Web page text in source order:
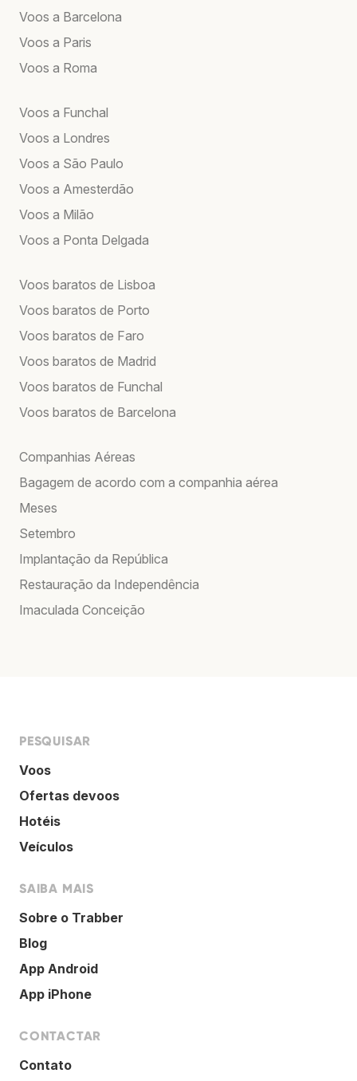
Voos a Barcelona
Voos a Paris
Voos a Roma
Voos a Funchal
Voos a Londres
Voos a São Paulo
Voos a Amesterdão
Voos a Milão
Voos a Ponta Delgada
Voos baratos de Lisboa
Voos baratos de Porto
Voos baratos de Faro
Voos baratos de Madrid
Voos baratos de Funchal
Voos baratos de Barcelona
Companhias Aéreas
Bagagem de acordo com a companhia aérea
Meses
Setembro
Implantação da República
Restauração da Independência
Imaculada Conceição
PESQUISAR
Voos
Ofertas devoos
Hotéis
Veículos
SAIBA MAIS
Sobre o Trabber
Blog
App Android
App iPhone
CONTACTAR
Contato